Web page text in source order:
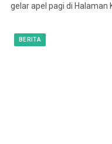
gelar apel pagi di Halaman
BERITA